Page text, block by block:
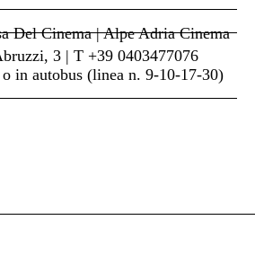
Del Cinema | Alpe Adria Cinema
3 | T +39 0403477076
in autobus (linea n. 9-10-17-30)